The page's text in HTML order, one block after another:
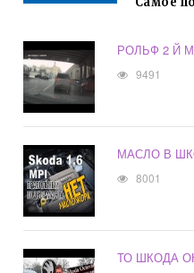
РОЛЬФ 2 Й
9491
МАСЛО В
8001
ТО ШКОДА